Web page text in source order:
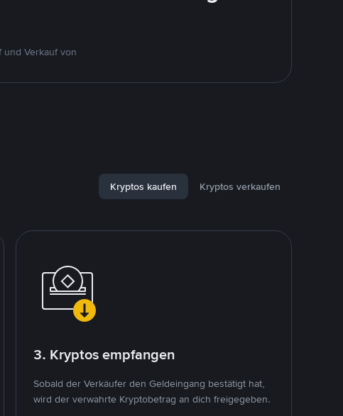
und Verkauf von
Kryptos kaufen Kryptos verkaufen
3. Kryptos empfangen
Sobald der Verkäufer den Geldeingang bestätigt hat,
wird der verwahrte Kryptobetrag an dich freigegeben.